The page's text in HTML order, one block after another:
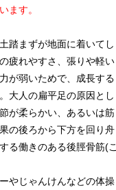
ます。
踏まずが地面に着いてし
疲れやすさ、張りや軽い
が弱いためで、成長する
大人の扁平足の原因とし
が柔らかい、あるいは筋
の後ろから下方を回り舟
る働きのある後脛骨筋(こ
やじゃんけんなどの体操